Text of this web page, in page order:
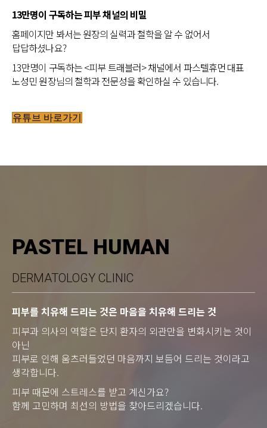
13만명이 구독하는 피부 채널의 비밀
홈페이지만 봐서는 원장의 실력과 철학을 알 수 없어서
답답하셨나요?
13만명이 구독하는 <피부 트래블러> 채널에서 파스텔휴먼 대표
노성민 원장님의 철학과 전문성을 확인하실 수 있습니다.
유튜브 바로가기
PASTEL HUMAN
DERMATOLOGY CLINIC
피부를 치유해 드리는 것은 마음을 치유해 드리는 것
피부과 의사의 역할은 단지 환자의 외관만을 변화시키는 것이
아닌
피부로 인해 움츠러들었던 마음까지 보듬어 드리는 것이라고
생각합니다.
피부 때문에 스트레스를 받고 계신가요?
함께 고민하며 최선의 방법을 찾아드리겠습니다.